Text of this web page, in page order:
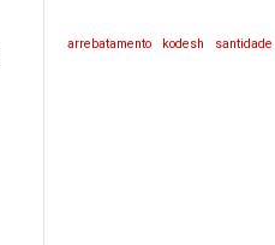
arrebatamento kodesh santidade